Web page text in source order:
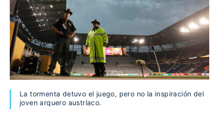
La tormenta detuvo el juego, pero no la inspiración del
joven arquero austríaco.